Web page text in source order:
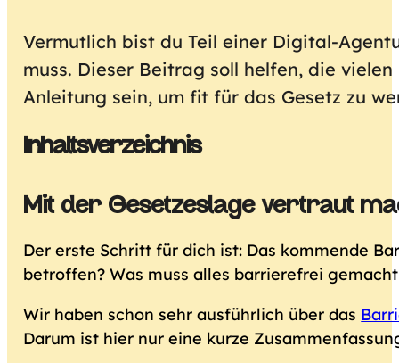
Vermutlich bist du Teil einer Digital-
muss. Dieser Beitrag soll helfen, die
Anleitung sein, um fit für das Gesetz zu
Inhaltsverzeichnis
Mit der Gesetzeslage vertraut
Der erste Schritt für dich ist: Das kommende
betroffen? Was muss alles barrierefrei
Wir haben schon sehr ausführlich über das
Darum ist hier nur eine kurze